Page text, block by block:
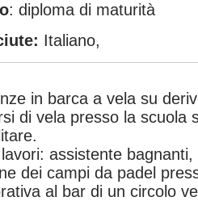
: diploma di maturità
Italiano,
in barca a vela su
di vela presso la scuola
assistente
dei campi da padel
al bar di un circolo